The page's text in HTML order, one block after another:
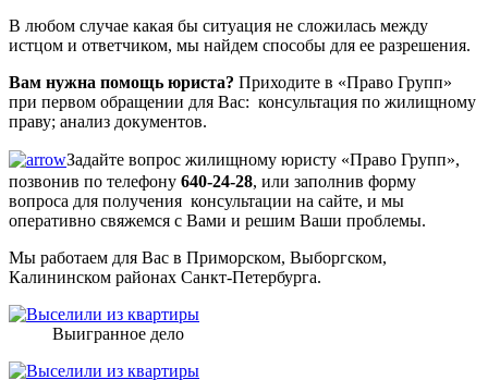
В любом случае какая бы ситуация не сложилась между
истцом и ответчиком, мы найдем способы для ее разрешения.
Вам нужна помощь юриста? Приходите в «Право Групп»
при первом обращении для Вас: консультация по жилищному
праву; анализ документов.
Задайтеㅤ вопрос жилищному ㅤюристу «Право Групп»,
позвонив по телефону 640-24-28, или заполнив форму
вопроса для получения консультации на сайте, и мы
оперативно свяжемся с Вами и решим Ваши проблемы.
Мы работаем для Вас в Приморском, Выборгском,
Калининском районах Санкт-Петербурга.
Выигранное дело